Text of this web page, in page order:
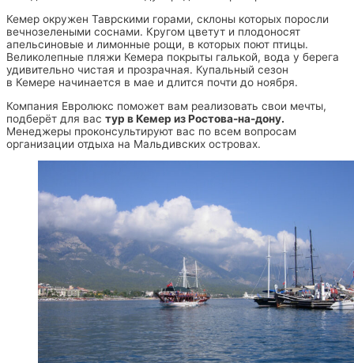
Кемер окружен Таврскими горами, склоны которых поросли
вечнозелеными соснами. Кругом цветут и плодоносят
апельсиновые и лимонные рощи, в которых поют птицы.
Великолепные пляжи Кемера покрыты галькой, вода у берега
удивительно чистая и прозрачная. Купальный сезон
в Кемере начинается в мае и длится почти до ноября.
Компания Евролюкс поможет вам реализовать свои мечты,
подберёт для вас тур в Кемер из Ростова-на-дону.
Менеджеры проконсультируют вас по всем вопросам
организации отдыха на Мальдивских островах.